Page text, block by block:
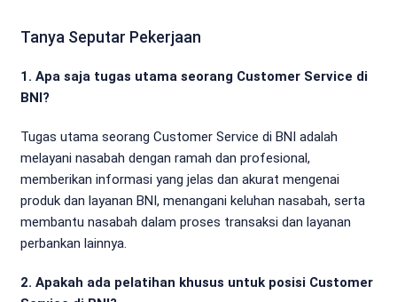
Tanya Seputar Pekerjaan
1. Apa saja tugas utama seorang Customer Service di
BNI?
Tugas utama seorang Customer Service di BNI adalah
melayani nasabah dengan ramah dan profesional,
memberikan informasi yang jelas dan akurat mengenai
produk dan layanan BNI, menangani keluhan nasabah, serta
membantu nasabah dalam proses transaksi dan layanan
perbankan lainnya.
2. Apakah ada pelatihan khusus untuk posisi Customer